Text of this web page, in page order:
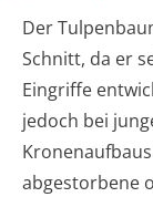
Der
Schnitt, da er
Eingriffe
jedoch bei
abgestorbene